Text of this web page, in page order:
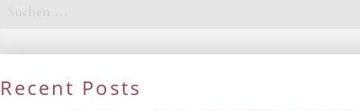
Suchen
Recent Posts